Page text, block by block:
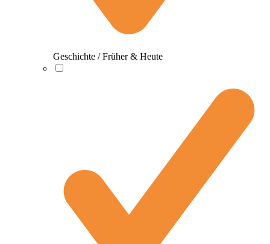
Geschichte / Früher & Heute